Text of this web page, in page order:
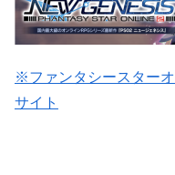
※ファンタシースター
サイト